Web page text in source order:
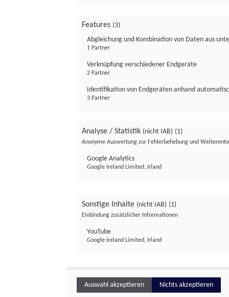
Features (3)
Abgleichung und Kombination von Daten aus
1 Partner
Verknüpfung verschiedener Endgeräte
2 Partner
Identifikation von Endgeräten anhand
3 Partner
Analyse / Statistik (nicht IAB) (1)
Anonyme Auswertung zur Fehlerbehebung und
Google Analytics
Google Ireland Limited, Irland
Sonstige Inhalte (nicht IAB) (1)
Einbindung zusätzlicher Informationen
YouTube
Google Ireland Limited, Irland
Auswahl akzeptieren Nichts akzeptieren